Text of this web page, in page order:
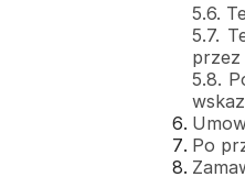
5.6.
5.7.
przez
5.8.
Po